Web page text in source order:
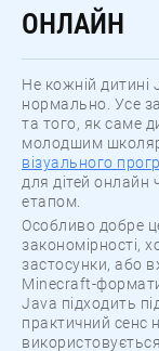
ОНЛАЙН
Не кожній дитині
нормально. Усе
та того, як саме
молодшим
візуального
для дітей онлайн
етапом.
Особливо добре
закономірності,
застосунки, або
Minecraft-
Java підходить
практичний сенс